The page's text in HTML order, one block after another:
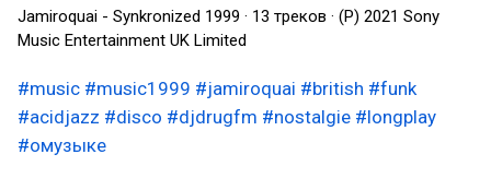
Jamiroquai - Synkronized 1999 · 13 треков · (P) 2021 Sony
Music Entertainment UK Limited
#music #music1999 #jamiroquai #british #funk
#acidjazz #disco #djdrugfm #nostalgie #longplay
#омузыке